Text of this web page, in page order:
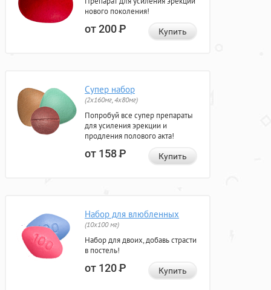
нового поколения!
от 200Р Купить
Супер набор
(2х160мг, 4х80мг)
Попробуй все супер препараты
для усиления эрекции и
продления полового акта!
от 158Р Купить
Набор для влюбленных
(10х100 мг)
Набор для двоих, добавь страсти
в постель!
от 120Р Купить